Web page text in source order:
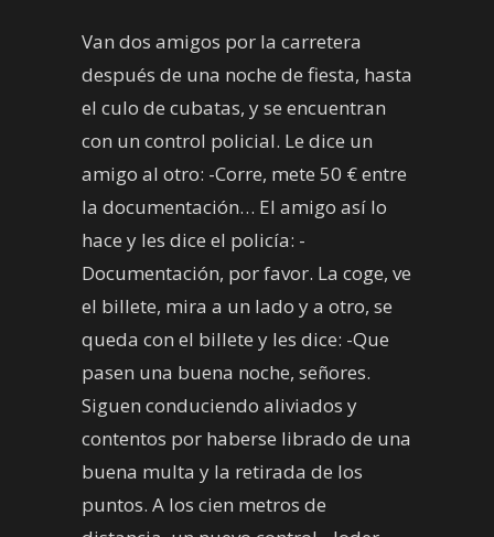
Van dos amigos por la carretera
después de una noche de fiesta, hasta
el culo de cubatas, y se encuentran
con un control policial. Le dice un
amigo al otro: -Corre, mete 50 € entre
la documentación… El amigo así lo
hace y les dice el policía: -
Documentación, por favor. La coge, ve
el billete, mira a un lado y a otro, se
queda con el billete y les dice: -Que
pasen una buena noche, señores.
Siguen conduciendo aliviados y
contentos por haberse librado de una
buena multa y la retirada de los
puntos. A los cien metros de